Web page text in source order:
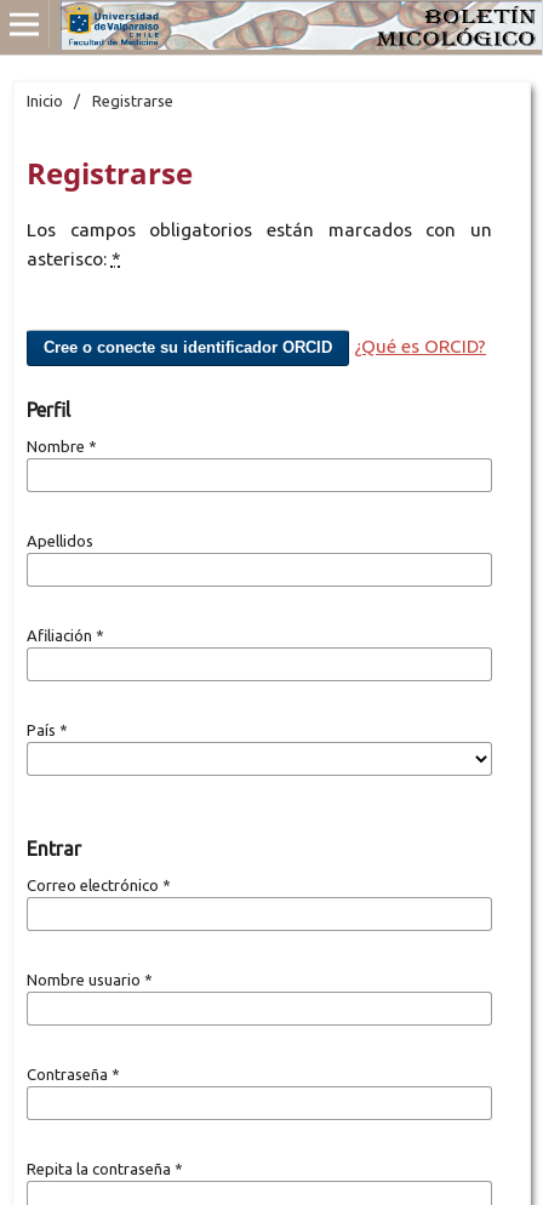
Inicio / Registrarse
Registrarse
Los campos obligatorios están marcados con un
asterisco: *
Cree o conecte su identificador ORCID ¿Qué es ORCID?
Perfil
Nombre *
Apellidos
Afiliación *
País *
Entrar
Correo electrónico *
Nombre usuario *
Contraseña *
Repita la contraseña *